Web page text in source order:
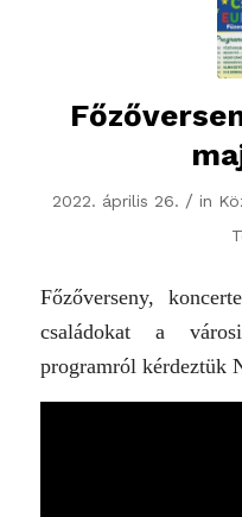
2022. április 26. / in
Főzőverseny,
családokat a
programról kérdeztük